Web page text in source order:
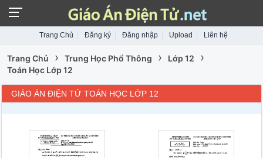
Trang Chủ Đăng ký Đăng nhập Upload Liên hệ
Trang Chủ › Trung Học Phổ Thông › Lớp 12 ›
Toán Học Lớp 12
GIÁO ÁN ĐIỆN TỬ TOÁN HỌC LỚP 12